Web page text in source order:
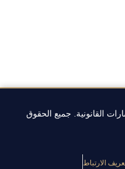
القانونية. جميع الحقوق
الارتباط